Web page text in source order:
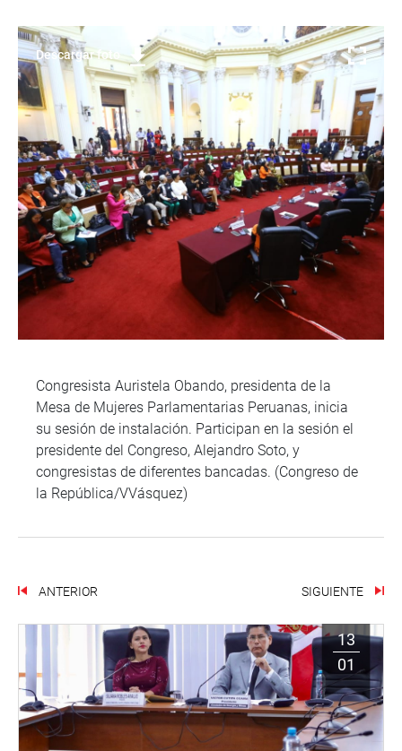
Descargar foto
Congresista Auristela Obando, presidenta de la
Mesa de Mujeres Parlamentarias Peruanas, inicia
su sesión de instalación. Participan en la sesión el
presidente del Congreso, Alejandro Soto, y
congresistas de diferentes bancadas. (Congreso de
la República/VVásquez)
ANTERIOR SIGUIENTE
13
01